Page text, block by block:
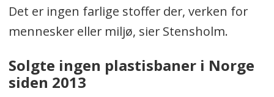
Det er ingen farlige stoffer der, verken for
mennesker eller miljø, sier Stensholm.
Solgte ingen plastisbaner i Norge
siden 2013